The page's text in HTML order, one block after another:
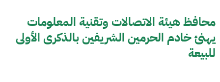
محافظ هيئة الاتصالات وتقنية المعلومات
يهنئ خادم الحرمين الشريفين بالذكرى الأولى
للبيعة